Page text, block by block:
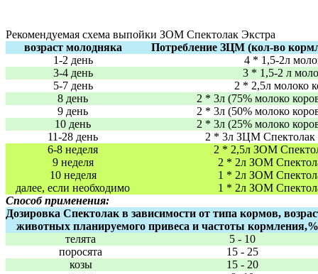
Рекомендуемая схема выпойки ЗОМ Спектолак Экстра
возраст молодняка
Потребление ЗЦМ (кол-во
1-2 день
4 * 1,5-2л
3-4 день
3 * 1,5-2 л
5-7 день
2 * 2,5л молоко
8 день
2 * 3л (75% молоко
9 день
2 * 3л (50% молоко
10 день
2 * 3л (25% молоко
11-28 день
2 * 3л ЗЦМ
6-8 неделя
2 * 2,5л ЗОМ
9 неделя
2 * 2л ЗОМ
10 неделя
1 * 2л ЗОМ
далее, если необходимо
1 * 2л ЗОМ
Способ применения:
Дозировка Спектолак в зависимости от типа кормов,
животных планируемого привеса и частоты кормления,%
телята
5 - 10
поросята
15 - 25
козы
15 - 20